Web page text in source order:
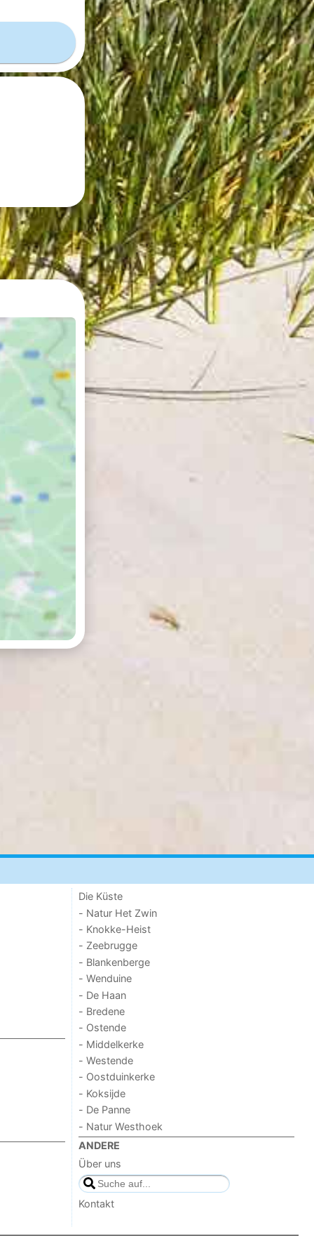
Die Küste
- Natur Het Zwin
- Knokke-Heist
- Zeebrugge
- Blankenberge
- Wenduine
- De Haan
- Bredene
- Ostende
- Middelkerke
- Westende
- Oostduinkerke
- Koksijde
- De Panne
- Natur Westhoek
ANDERE
Über uns
Kontakt